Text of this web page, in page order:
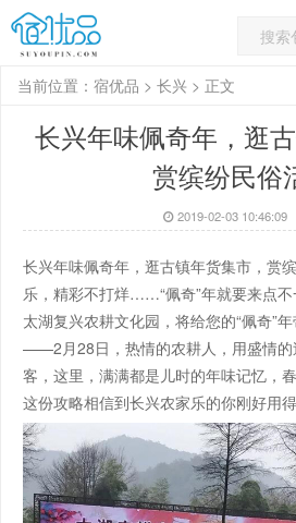
当前位置： 宿优品 > 长兴 > 正文
长兴年味佩奇年，逛
赏缤纷民俗
2019-02-03 10:46:09
长兴年味佩奇年，逛古镇年货集市，赏
乐，精彩不打烊……“佩奇”年就要来点不
太湖复兴农耕文化园，将给您的“佩奇”
——2月28日，热情的农耕人，用盛情的
客，这里，满满都是儿时的年味记忆，
这份攻略相信到长兴农家乐的你刚好用得